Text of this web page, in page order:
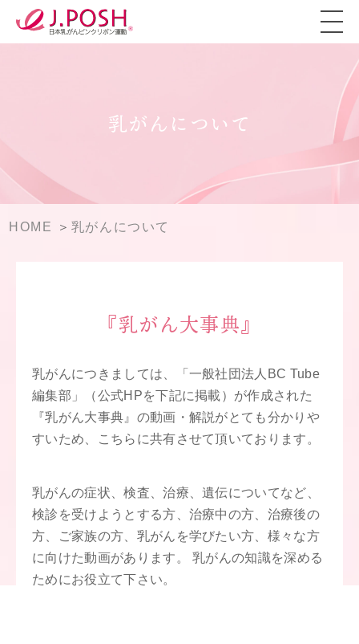
乳がんについて
HOME 乳がんについて
『乳がん大事典』
乳がんにつきましては、「一般社団法人BC Tube
編集部」（公式HPを下記に掲載）が作成された
『乳がん大事典』の動画・解説がとても分かりや
すいため、こちらに共有させて頂いております。
乳がんの症状、検査、治療、遺伝についてなど、
検診を受けようとする方、治療中の方、治療後の
方、ご家族の方、乳がんを学びたい方、様々な方
に向けた動画があります。 乳がんの知識を深める
ためにお役立て下さい。